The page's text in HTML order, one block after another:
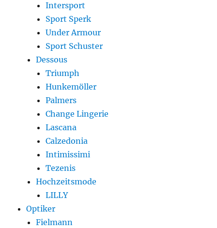
Intersport
Sport Sperk
Under Armour
Sport Schuster
Dessous
Triumph
Hunkemöller
Palmers
Change Lingerie
Lascana
Calzedonia
Intimissimi
Tezenis
Hochzeitsmode
LILLY
Optiker
Fielmann